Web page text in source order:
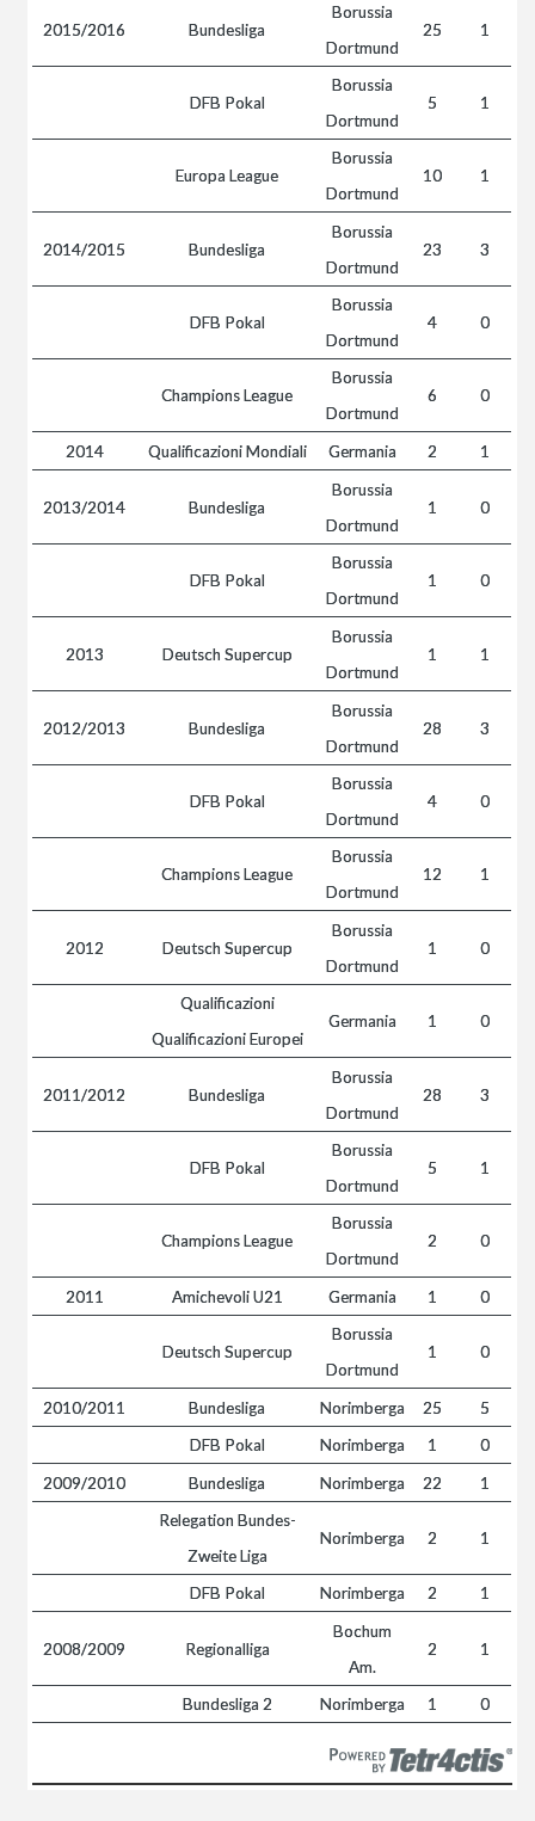
2015/2016 Bundesliga
Borussia
Dortmund
25 1
DFB Pokal
Borussia
Dortmund
5 1
Europa League
Borussia
Dortmund
10 1
2014/2015 Bundesliga
Borussia
Dortmund
23 3
DFB Pokal
Borussia
Dortmund
4 0
Champions League
Borussia
Dortmund
6 0
2014 Qualificazioni Mondiali Germania 2 1
2013/2014 Bundesliga
Borussia
Dortmund
1 0
DFB Pokal
Borussia
Dortmund
1 0
2013 Deutsch Supercup
Borussia
Dortmund
1 1
2012/2013 Bundesliga
Borussia
Dortmund
28 3
DFB Pokal
Borussia
Dortmund
4 0
Champions League
Borussia
Dortmund
12 1
2012 Deutsch Supercup
Borussia
Dortmund
1 0
Qualificazioni
Qualificazioni Europei
Germania 1 0
2011/2012 Bundesliga
Borussia
Dortmund
28 3
DFB Pokal
Borussia
Dortmund
5 1
Champions League
Borussia
Dortmund
2 0
2011 Amichevoli U21 Germania 1 0
Deutsch Supercup
Borussia
Dortmund
1 0
2010/2011 Bundesliga Norimberga 25
5
DFB Pokal
Norimberga 1
0
2009/2010
Bundesliga Norimberga 22
1
Relegation Bundes-
Zweite Liga
Norimberga 2 1
DFB Pokal Norimberga 2 1
2008/2009 Regionalliga
Bochum
Am.
2 1
Bundesliga 2 Norimberga 1 0